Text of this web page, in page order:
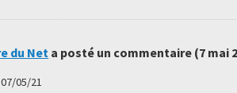
du Net a posté un commentaire (7 mai
05/21